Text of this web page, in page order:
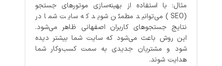
مثال: با استفاده از بهینه‌سازی موتورهای جستجو
(SEO) می‌توانید مطمئن شوید که سایت شما در
نتایج جستجوهای کاربران اصفهانی ظاهر می‌شود.
این روش باعث می‌شود که سایت شما بیشتر دیده
شود و مشتریان جدیدی به سمت کسب‌وکار شما
هدایت شوند.